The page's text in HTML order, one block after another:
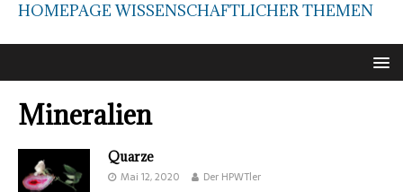
HOMEPAGE WISSENSCHAFTLICHER THEMEN
Mineralien
Quarze
Mai 12, 2020 Der HPWTler